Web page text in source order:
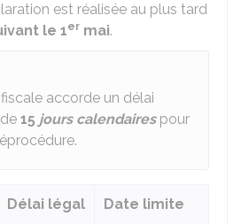
est réalisée au plus tard
le 1er mai.
accorde un délai
15 jours calendaires pour
Délai légal Date limite